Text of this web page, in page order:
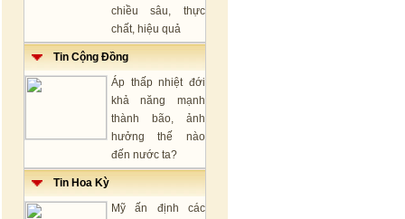
chiều sâu, thực
chất, hiệu quả
Tin Cộng Đồng
Áp thấp nhiệt đới
khả năng mạnh
thành bão, ảnh
hưởng thế nào
đến nước ta?
Tin Hoa Kỳ
Mỹ ấn định các